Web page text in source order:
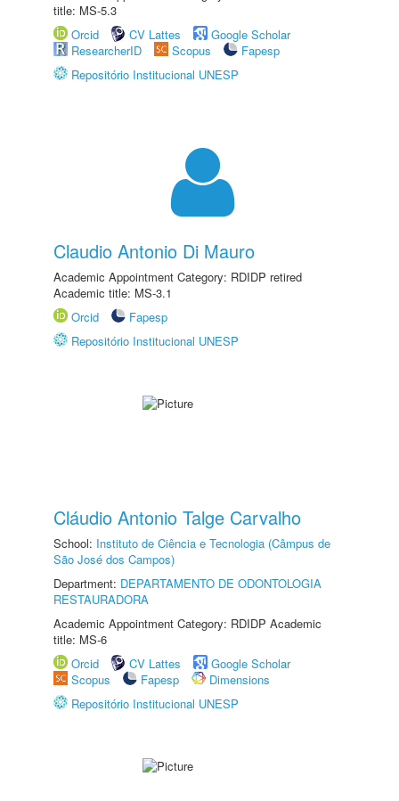
title: MS-5.3
Orcid
CV Lattes
Google Scholar
ResearcherID
Scopus
Fapesp
Repositório Institucional UNESP
Claudio Antonio Di Mauro
Academic Appointment Category: RDIDP retired
Academic title: MS-3.1
Orcid
Fapesp
Repositório Institucional UNESP
Cláudio Antonio Talge Carvalho
School: Instituto de Ciência e Tecnologia (Câmpus de
São José dos Campos)
Department: DEPARTAMENTO DE ODONTOLOGIA
RESTAURADORA
Academic Appointment Category: RDIDP Academic
title: MS-6
Orcid
CV Lattes
Google Scholar
Scopus
Fapesp
Dimensions
Repositório Institucional UNESP